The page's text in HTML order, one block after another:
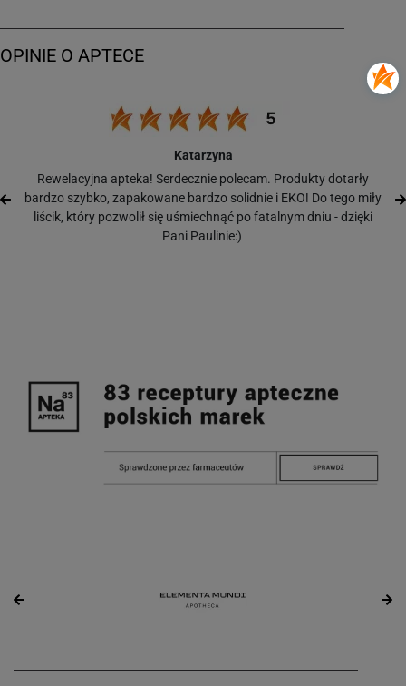
Katarzyna
Rewelacyjna apteka! Serdecznie polecam. Produkty dotarły
bardzo szybko, zapakowane bardzo solidnie i EKO! Do tego miły
liścik, który pozwolił się uśmiechnąć po fatalnym dniu - dzięki
Pani Paulinie:)